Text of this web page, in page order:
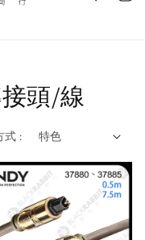
頭/線
式 :